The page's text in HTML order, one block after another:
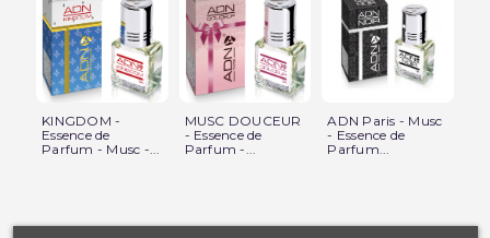
KINGDOM -
Essence de
Parfum - Musc -...
MUSC DOUCEUR
- Essence de
Parfum -...
ADN Paris - Musc
- Essence de
Parfum...